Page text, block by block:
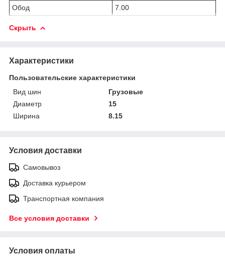
Обод
7.00
Скрыть
Характеристики
Пользовательские характеристики
Вид шин
Грузовые
Диаметр
15
Ширина
8.15
Условия доставки
Самовывоз
Доставка курьером
Транспортная компания
Все условия доставки
Условия оплаты